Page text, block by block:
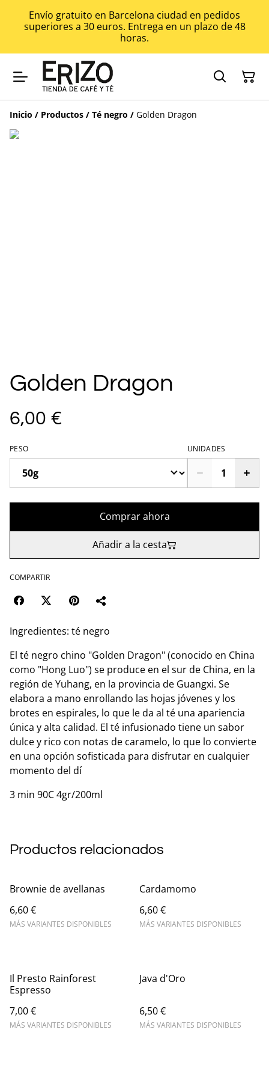
Envío gratuito en Barcelona ciudad en pedidos
superiores a 30 euros. Entrega en un plazo de 48
horas.
Inicio / Productos / Té negro / Golden Dragon
Golden Dragon
6,00 €
PESO UNIDADES
Comprar ahora
Añadir a la cesta
COMPARTIR
Ingredientes: té negro
El té negro chino "Golden Dragon" (conocido en China
como "Hong Luo") se produce en el sur de China, en la
región de Yuhang, en la provincia de Guangxi. Se
elabora a mano enrollando las hojas jóvenes y los
brotes en espirales, lo que le da al té una apariencia
única y alta calidad. El té infusionado tiene un sabor
dulce y rico con notas de caramelo, lo que lo convierte
en una opción sofisticada para disfrutar en cualquier
momento del dí
3 min 90C 4gr/200ml
Productos relacionados
Brownie de avellanas
6,60 €
MÁS VARIANTES DISPONIBLES
Cardamomo
6,60 €
MÁS VARIANTES DISPONIBLES
Il Presto Rainforest
Espresso
7,00 €
MÁS VARIANTES DISPONIBLES
Java d'Oro
6,50 €
MÁS VARIANTES DISPONIBLES